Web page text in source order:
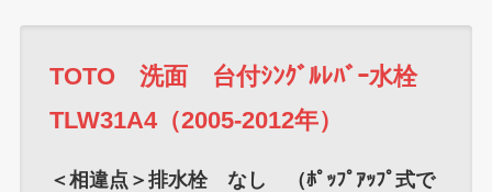
TOTO 洗面 台付ｼﾝｸﾞﾙﾚﾊﾞｰ水栓
TLW31A4（2005-2012年）
＜相違点＞排水栓 なし （ﾎﾟｯﾌﾟｱｯﾌﾟ式で